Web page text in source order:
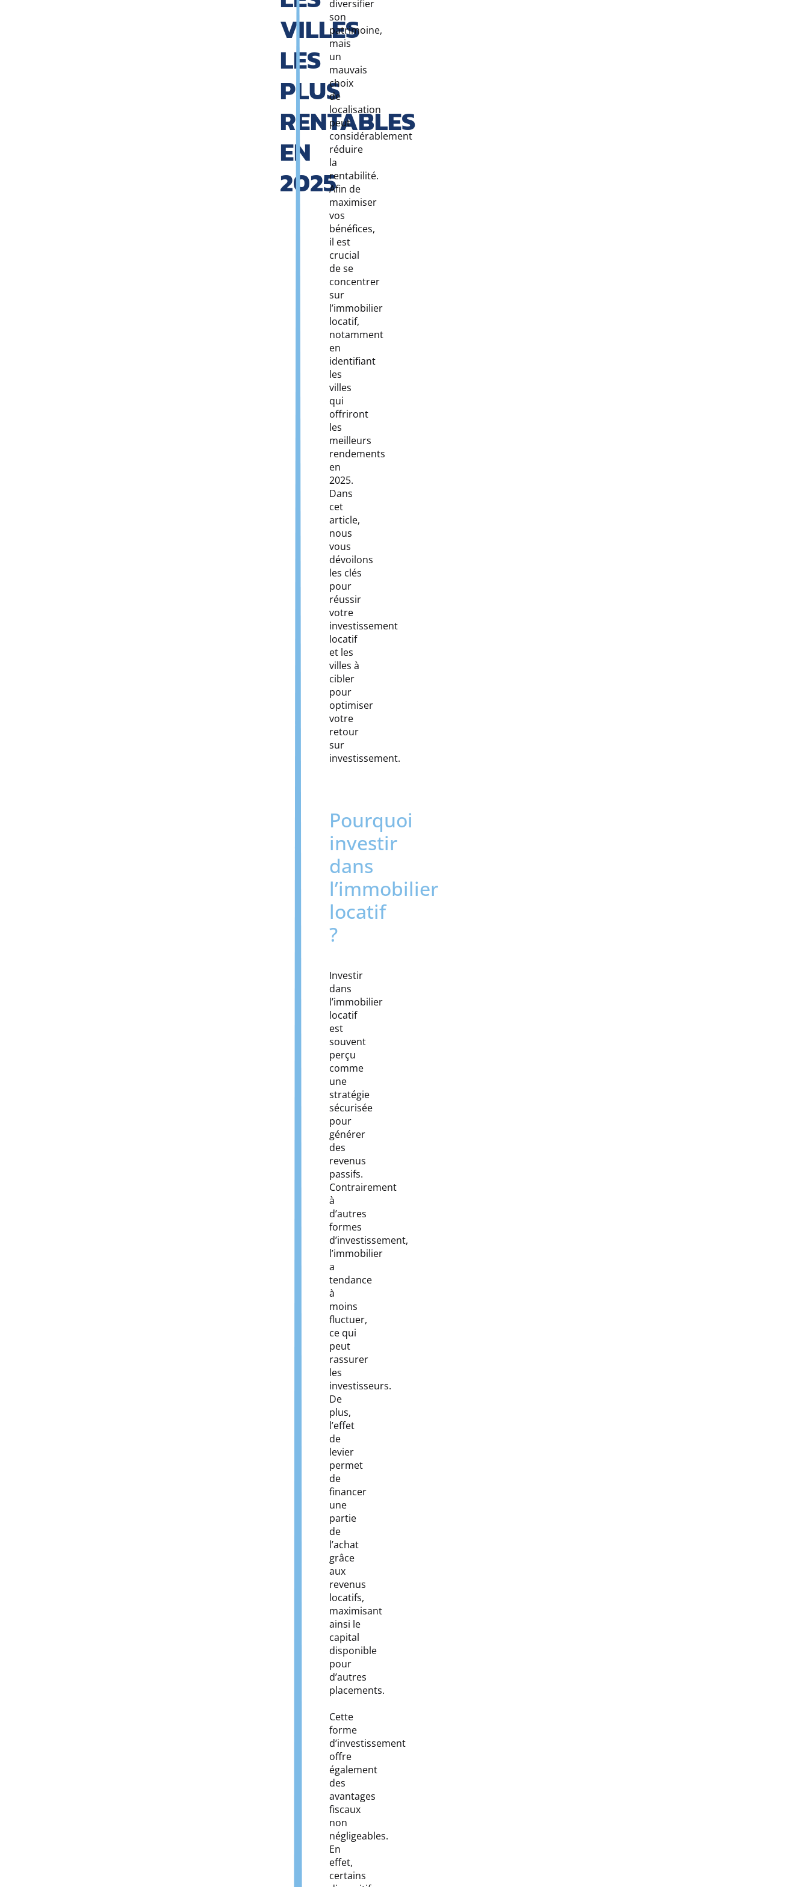
VILLES
LES
PLUS
RENTABLES
EN
2025
diversifier
son
patrimoine,
mais
un
mauvais
choix
de
localisation
peut
considérablement
réduire
la
rentabilité.
Afin de
maximiser
vos
bénéfices,
il est
crucial
de se
concentrer
sur
l’immobilier
locatif,
notamment
en
identifiant
les
villes
qui
offriront
les
meilleurs
rendements
en
2025.
Dans
cet
article,
nous
vous
dévoilons
les clés
pour
réussir
votre
investissement
locatif
et les
villes à
cibler
pour
optimiser
votre
retour
sur
investissement.
Pourquoi
investir
dans
l’immobilier
locatif
?
Investir
dans
l’immobilier
locatif
est
souvent
perçu
comme
une
stratégie
sécurisée
pour
générer
des
revenus
passifs.
Contrairement
à
d’autres
formes
d’investissement,
l’immobilier
a
tendance
à
moins
fluctuer,
ce qui
peut
rassurer
les
investisseurs.
De
plus,
l’effet
de
levier
permet
de
financer
une
partie
de
l’achat
grâce
aux
revenus
locatifs,
maximisant
ainsi le
capital
disponible
pour
d’autres
placements.
Cette
forme
d’investissement
offre
également
des
avantages
fiscaux
non
négligeables.
En
effet,
certains